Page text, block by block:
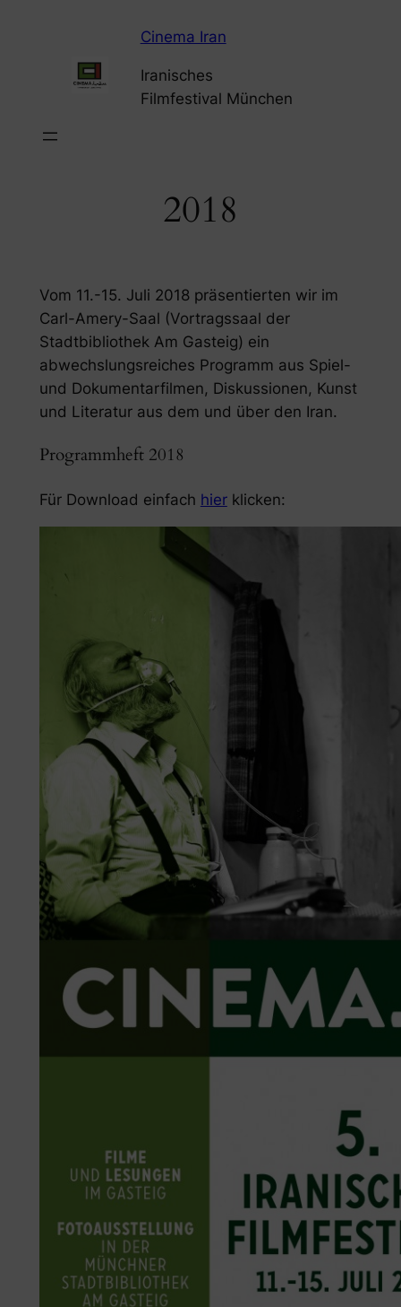
Cinema Iran
Iranisches
Filmfestival München
2018
Vom 11.-15. Juli 2018 präsentierten wir im
Carl-Amery-Saal (Vortragssaal der
Stadtbibliothek Am Gasteig) ein
abwechslungsreiches Programm aus Spiel-
und Dokumentarfilmen, Diskussionen, Kunst
und Literatur aus dem und über den Iran.
Programmheft 2018
Für Download einfach hierklicken: